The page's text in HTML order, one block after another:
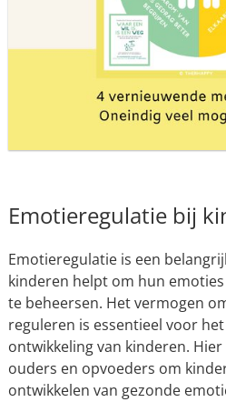
Emotieregulatie bij
Emotieregulatie is een
kinderen helpt om hun
te beheersen. Het vermogen
reguleren is essentieel voor
ontwikkeling van kinderen.
ouders en opvoeders om
ontwikkelen van gezonde